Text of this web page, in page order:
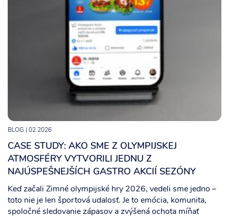
BLOG | 02.2026
CASE STUDY: AKO SME Z OLYMPIJSKEJ
ATMOSFÉRY VYTVORILI JEDNU Z
NAJÚSPEŠNEJŠÍCH GASTRO AKCIÍ SEZÓNY
Keď začali Zimné olympijské hry 2026, vedeli sme jedno –
toto nie je len športová udalosť. Je to emócia, komunita,
spoločné sledovanie zápasov a zvýšená ochota míňať